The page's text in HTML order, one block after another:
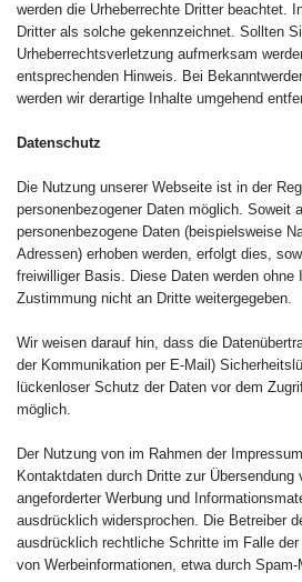
werden die Urheberrechte Dritter beachtet.
Dritter als solche gekennzeichnet. Sollten
Urheberrechtsverletzung aufmerksam
entsprechenden Hinweis. Bei
werden wir derartige Inhalte umgehend
Datenschutz
Die Nutzung unserer Webseite ist in der
personenbezogener Daten möglich. Soweit
personenbezogene Daten (beispielsweise
Adressen) erhoben werden, erfolgt dies,
freiwilliger Basis. Diese Daten werden ohne
Zustimmung nicht an Dritte weitergegeben.
Wir weisen darauf hin, dass die
der Kommunikation per E-Mail)
lückenloser Schutz der Daten vor dem
möglich.
Der Nutzung von im Rahmen der
Kontaktdaten durch Dritte zur
angeforderter Werbung und
ausdrücklich widersprochen. Die Betreiber
ausdrücklich rechtliche Schritte im Falle
von Werbeinformationen, etwa durch Spam-